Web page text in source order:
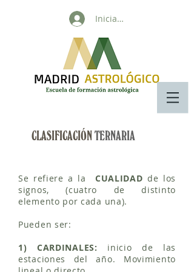
Iniciar sesión
CLASIFICACIÓN TERNARIA
Se refiere a la CUALIDAD de los
signos, (cuatro de distinto
elemento por cada una)​.
Pueden ser: ​
1) CARDINALES: inicio de las
estaciones del año. Movimiento